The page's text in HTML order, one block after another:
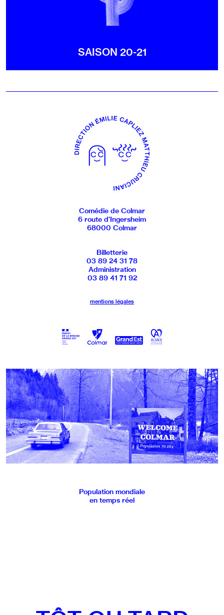
SAISON 20-21
Comédie de Colmar
6 route d’Ingersheim
68000 Colmar
Billetterie
03 89 24 31 78
Administration
03 89 41 71 92
mentions légales
Population mondiale
en temps réel